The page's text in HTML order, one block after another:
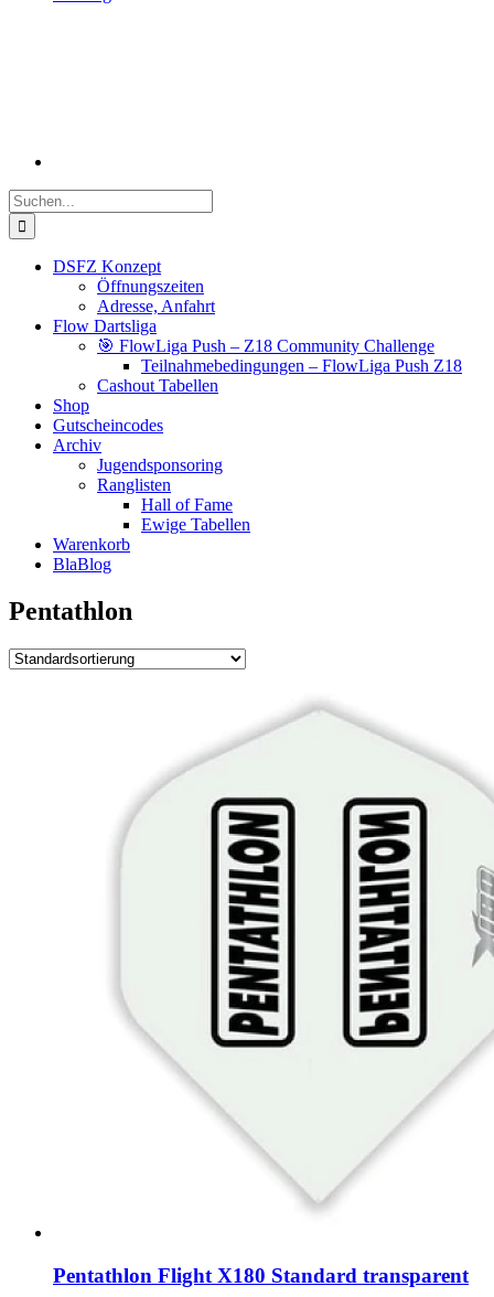
Suche
nach:
DSFZ Konzept
Öffnungszeiten
Adresse, Anfahrt
Flow Dartsliga
🎯 FlowLiga Push – Z18 Community Challenge
Teilnahmebedingungen – FlowLiga Push Z18
Cashout Tabellen
Shop
Gutscheincodes
Archiv
Jugendsponsoring
Ranglisten
Hall of Fame
Ewige Tabellen
Warenkorb
BlaBlog
Pentathlon
Pentathlon Flight X180 Standard transparent